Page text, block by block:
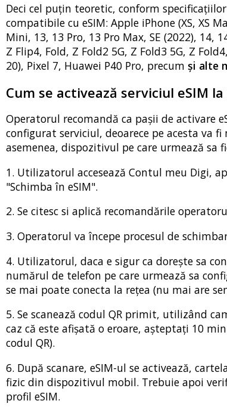
Deci cel puțin teoretic, conform
compatibile cu eSIM: Apple iPhone (XS, XS
Mini, 13, 13 Pro, 13 Pro Max, SE (2022), 14,
Z Flip4, Fold, Z Fold2 5G, Z Fold3 5G, Z
20), Pixel 7, Huawei P40 Pro, precum și alte
Cum se activează serviciul eSIM
Operatorul recomandă ca pașii de activare
configurat serviciul, deoarece pe acesta va fi
asemenea, dispozitivul pe care urmează sa
1. Utilizatorul accesează Contul meu Digi,
"Schimba în eSIM".
2. Se citesc si aplică recomandările
3. Operatorul va începe procesul de
4. Utilizatorul, daca e sigur ca dorește sa
numărul de telefon pe care urmează sa
se mai poate conecta la rețea (nu mai are
5. Se scanează codul QR primit, utilizând
caz că este afișată o eroare, așteptați 10
codul QR).
6. După scanare, eSIM-ul se activează,
fizic din dispozitivul mobil. Trebuie apoi
profil eSIM.